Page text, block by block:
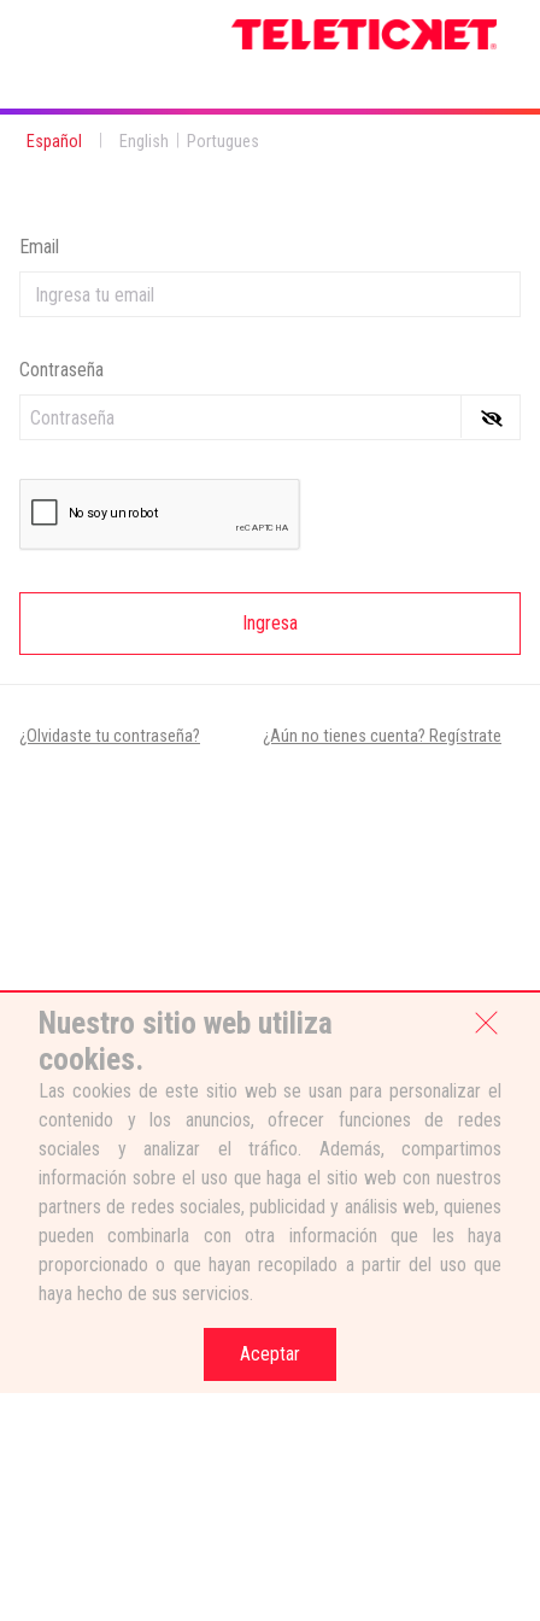
Español English Portugues
Email
Contraseña
Ingresa
¿Olvidaste tu contraseña? ¿Aún no tienes cuenta? Regístrate
Nuestro sitio web utiliza
cookies.
Las cookies de este sitio web se usan para personalizar el
contenido y los anuncios, ofrecer funciones de redes
sociales y analizar el tráfico. Además, compartimos
información sobre el uso que haga el sitio web con nuestros
partners de redes sociales, publicidad y análisis web, quienes
pueden combinarla con otra información que les haya
proporcionado o que hayan recopilado a partir del uso que
haya hecho de sus servicios.
Aceptar